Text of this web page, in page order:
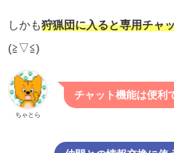
しかも狩猟団に入ると専用チャ
(≧▽≦)
ちゃとら
チャット機能は便利